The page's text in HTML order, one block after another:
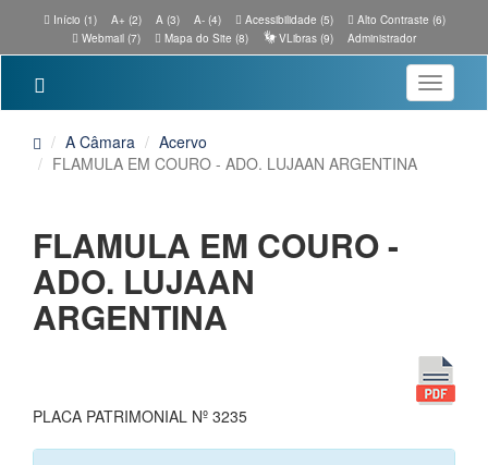
Início (1) A+ (2) A (3) A- (4) Acessibilidade (5)
Alto Contraste (6)
Webmail (7)
Mapa do Site (8) VLibras (9) Administrador
Toggle
A Câmara
Acervo
FLAMULA EM COURO - ADO. LUJAAN ARGENTINA
FLAMULA EM COURO -
ADO. LUJAAN
ARGENTINA
PLACA PATRIMONIAL Nº 3235